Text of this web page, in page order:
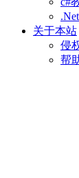
关于本站
侵
帮